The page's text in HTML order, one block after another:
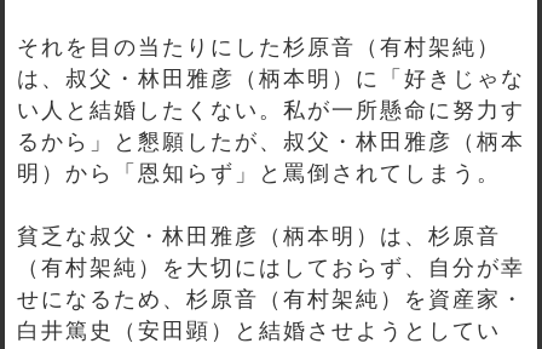
それを目の当たりにした杉原音（有村架純）
は、叔父・林田雅彦（柄本明）に「好きじゃな
い人と結婚したくない。私が一所懸命に努力す
るから」と懇願したが、叔父・林田雅彦（柄本
明）から「恩知らず」と罵倒されてしまう。
貧乏な叔父・林田雅彦（柄本明）は、杉原音
（有村架純）を大切にはしておらず、自分が幸
せになるため、杉原音（有村架純）を資産家・
白井篤史（安田顕）と結婚させようとしてい